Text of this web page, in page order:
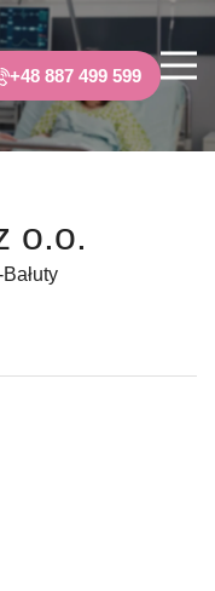
+48 887 499 599
o.o.